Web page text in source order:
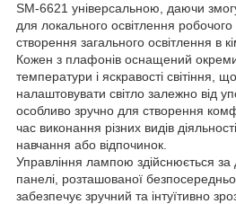
SM-6621 універсальною, даючи
для локального освітлення робочого
створення загального освітлення в
Кожен з плафонів оснащений
температури і яскравості світіння,
налаштовувати світло залежно від
особливо зручно для створення
час виконання різних видів
навчання або відпочинок.
Управління лампою здійснюється
панелі, розташованої безпосередньо
забезпечує зручний та інтуїтивно